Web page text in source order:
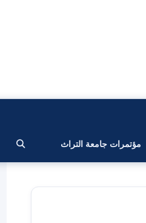
مؤتمرات جامعة التراث